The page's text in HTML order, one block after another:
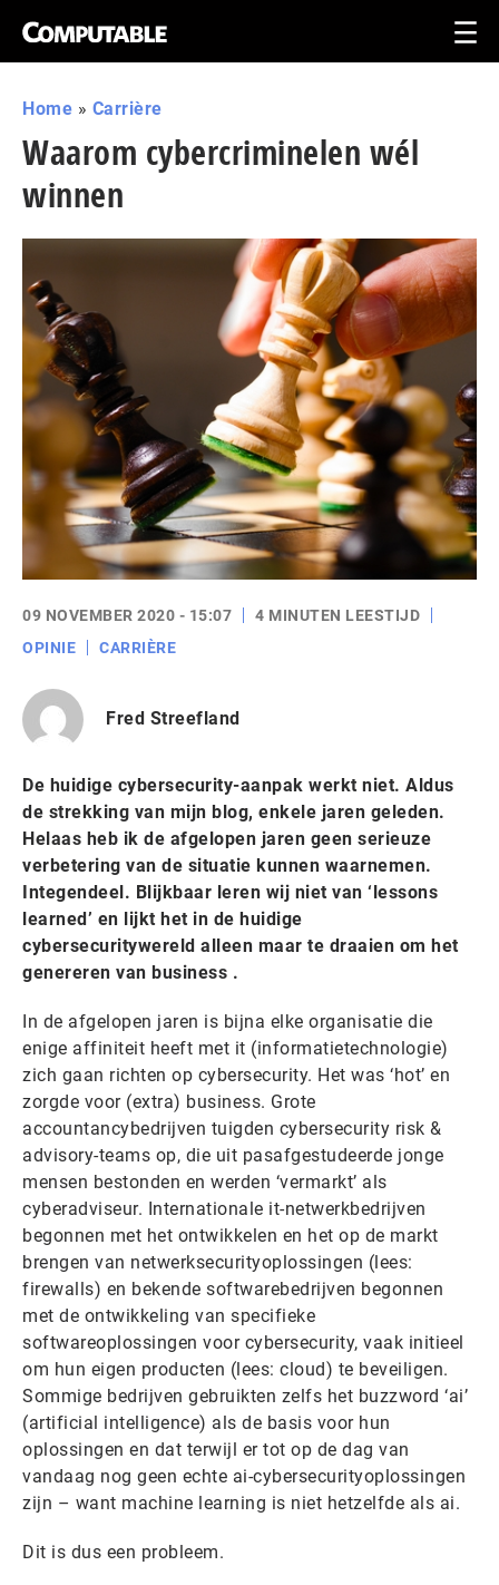
Home » Carrière
Waarom cybercriminelen wél
winnen
09 NOVEMBER 2020 - 15:07
4 MINUTEN LEESTIJD
OPINIE
CARRIÈRE
Fred Streefland
De huidige cybersecurity-aanpak werkt niet. Aldus
de strekking van mijn blog, enkele jaren geleden.
Helaas heb ik de afgelopen jaren geen serieuze
verbetering van de situatie kunnen waarnemen.
Integendeel. Blijkbaar leren wij niet van ‘lessons
learned’ en lijkt het in de huidige
cybersecuritywereld alleen maar te draaien om het
genereren van business .
In de afgelopen jaren is bijna elke organisatie die
enige affiniteit heeft met it (informatietechnologie)
zich gaan richten op cybersecurity. Het was ‘hot’ en
zorgde voor (extra) business. Grote
accountancybedrijven tuigden cybersecurity risk &
advisory-teams op, die uit pasafgestudeerde jonge
mensen bestonden en werden ‘vermarkt’ als
cyberadviseur. Internationale it-netwerkbedrijven
begonnen met het ontwikkelen en het op de markt
brengen van netwerksecurityoplossingen (lees:
firewalls) en bekende softwarebedrijven begonnen
met de ontwikkeling van specifieke
softwareoplossingen voor cybersecurity, vaak initieel
om hun eigen producten (lees: cloud) te beveiligen.
Sommige bedrijven gebruikten zelfs het buzzword ‘ai’
(artificial intelligence) als de basis voor hun
oplossingen en dat terwijl er tot op de dag van
vandaag nog geen echte ai-cybersecurityoplossingen
zijn – want machine learning is niet hetzelfde als ai.
Dit is dus een probleem.